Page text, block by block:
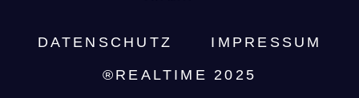
DATENSCHUTZ­ IMPRESSUM
®REALTIME 2025